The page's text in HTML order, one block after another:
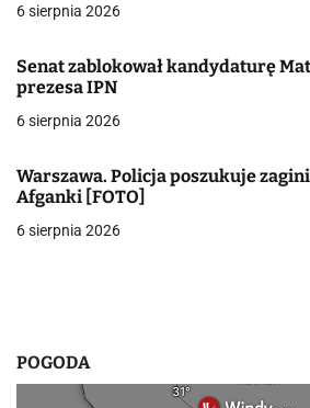
w
p
i
u
6 sierpnia 2026
Senat zablokował kandydaturę
prezesa IPN
6 sierpnia 2026
Warszawa. Policja poszukuje
Afganki [FOTO]
6 sierpnia 2026
POGODA